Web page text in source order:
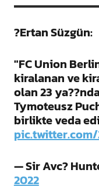
?Ertan Süzgün:
"FC Union
kiralanan ve
olan 23
Tymoteusz
birlikte veda
pic.twitter.com/
— Sir Avc?
2022